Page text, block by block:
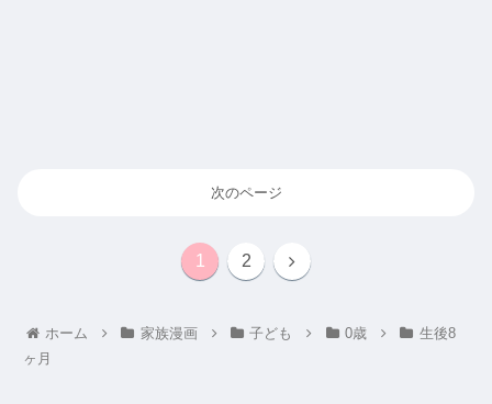
次のページ
1 2
ホーム 家族漫画 子ども 0歳
生後8
ヶ月